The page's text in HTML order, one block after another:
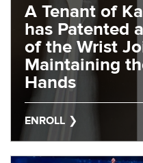
RENT A SPACE
CONFERENCE
EVENTS
КОНФЕРЕНЦ-
ЗАЛЫ
НОВОСТИ
О
КАЛИБРЕ
МЕРОПРИЯТИЯ
A Tenant of
has Patented
of the Wrist
Maintaining
Hands
ENROLL